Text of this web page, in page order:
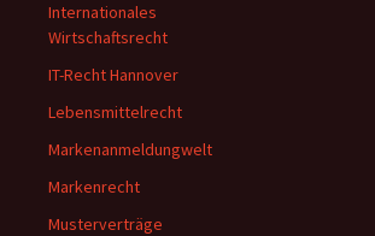
Internationales
Wirtschaftsrecht
IT-Recht Hannover
Lebensmittelrecht
Markenanmeldungwelt
Markenrecht
Musterverträge